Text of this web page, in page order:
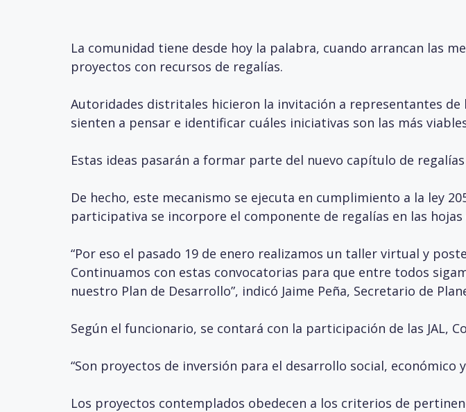
La comunidad tiene desde hoy la palabra, cuando arrancan las
proyectos con recursos de regalías.
Autoridades distritales hicieron la invitación a representantes
sienten a pensar e identificar cuáles iniciativas son las más
Estas ideas pasarán a formar parte del nuevo capítulo de
De hecho, este mecanismo se ejecuta en cumplimiento a la ley
participativa se incorpore el componente de regalías en las
“Por eso el pasado 19 de enero realizamos un taller virtual y
Continuamos con estas convocatorias para que entre todos
nuestro Plan de Desarrollo”, indicó Jaime Peña, Secretario de
Según el funcionario, se contará con la participación de las JAL,
“Son proyectos de inversión para el desarrollo social, económico
Los proyectos contemplados obedecen a los criterios de